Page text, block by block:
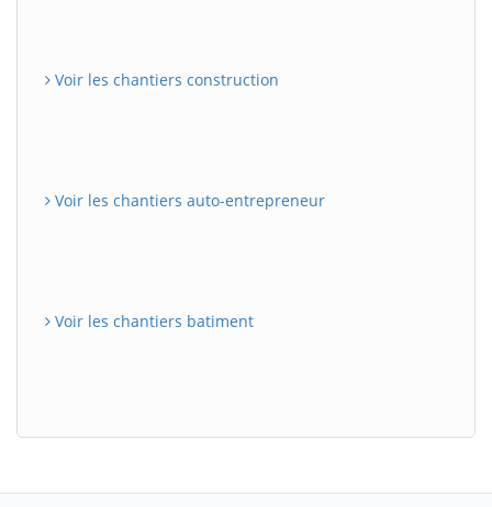
Voir les chantiers construction
Voir les chantiers auto-entrepreneur
Voir les chantiers batiment